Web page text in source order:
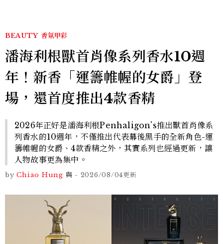
BEAUTY 香氛甲彩
潘海利根獸首肖像系列香水10週
年！新香「運籌帷幄的女爵」登
場，還首度推出4款香精
2026年正好是潘海利根Penhaligon's推出獸首肖像系
列香水的10週年，不僅推出代表幕後黑手的全新角色-運
籌帷幄的女爵、4款香精之外，其實系列也經過更新，讓
人物故事更為集中。
by Chiao Hung 與 - 2026/08/04更新